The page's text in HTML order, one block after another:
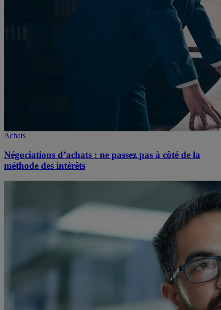
Achats
Négociations d’achats : ne passez pas à côté de la
méthode des intérêts